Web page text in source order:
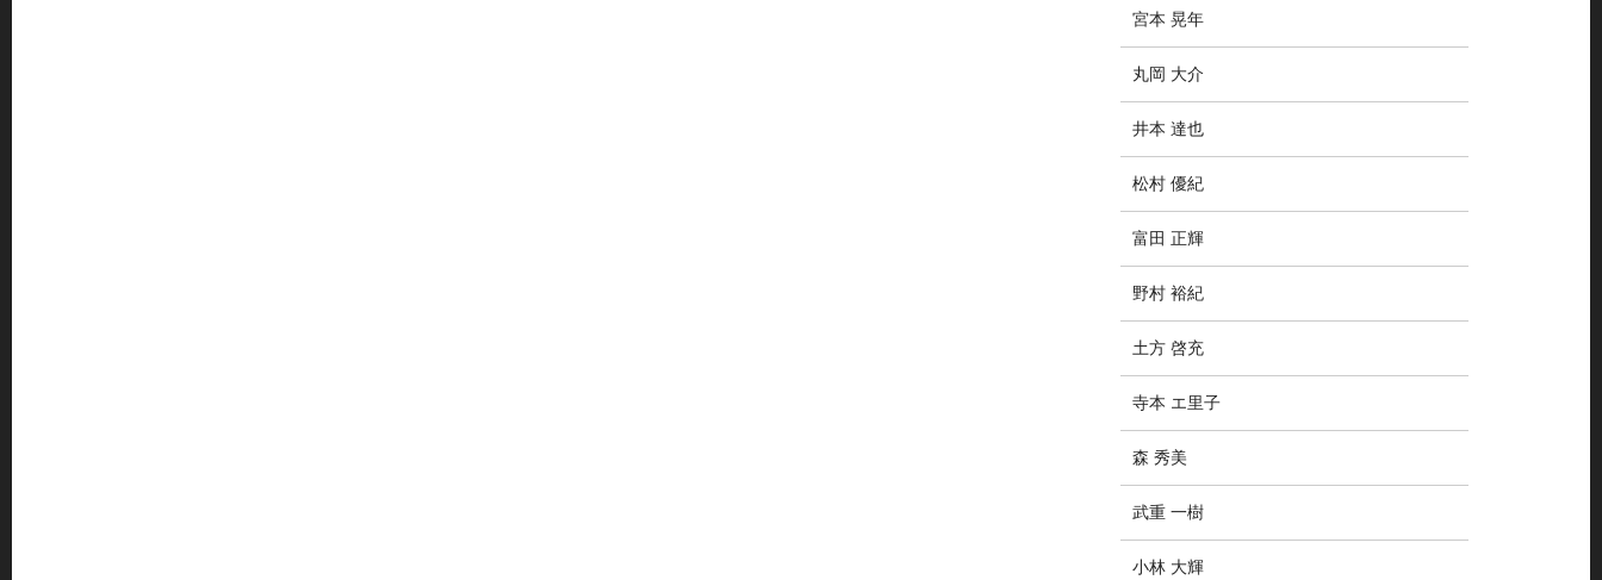
宮本 晃年
丸岡 大介
井本 達也
松村 優紀
富田 正輝
野村 裕紀
土方 啓充
寺本 エ里子
森 秀美
武重 一樹
小林 大輝